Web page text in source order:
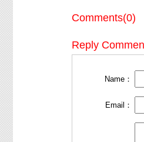
Comments(0)
Reply
Name：
Email：